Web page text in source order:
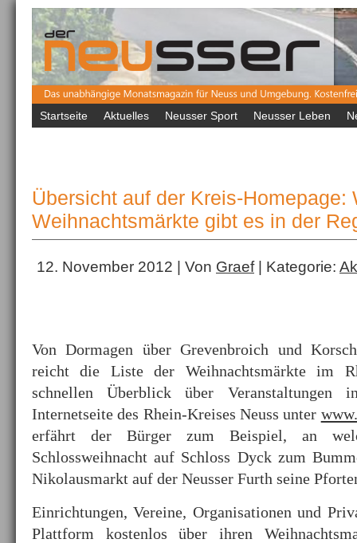
Startseite Aktuelles Neusser Sport Neusser Leben
Übersicht auf der Kreis-Homepage:
Weihnachtsmärkte gibt es in der
12. November 2012 | Von Graef| Kategorie:
Von Dormagen über Grevenbroich und
reicht die Liste der Weihnachtsmärkte im
schnellen Überblick über
Internetseite des Rhein-Kreises Neuss unter
erfährt der Bürger zum Beispiel, an
Schlossweihnacht auf Schloss Dyck zum
Nikolausmarkt auf der Neusser Furth seine
Einrichtungen, Vereine, Organisationen und
Plattform kostenlos über ihren